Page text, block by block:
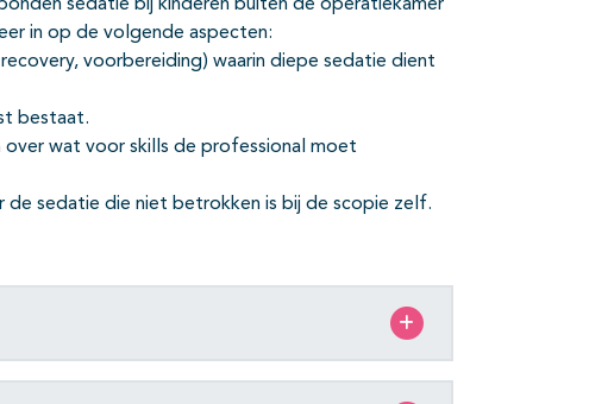
sedatie bij kinderen buiten de operatiekamer’
in op de volgende aspecten:
voorbereiding) waarin diepe sedatie dient
bestaat.
wat voor skills de professional moet
de sedatie die niet betrokken is bij de scopie zelf.